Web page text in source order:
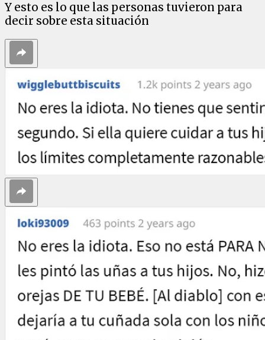
Y esto es lo que las personas tuvieron para
decir sobre esta situación